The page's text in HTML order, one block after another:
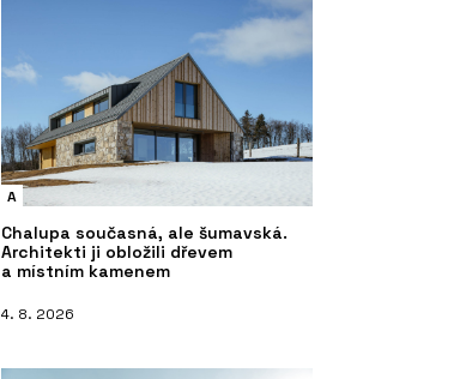
A
Chalupa současná, ale šumavská.
Architekti ji obložili dřevem
a místním kamenem
4. 8. 2026